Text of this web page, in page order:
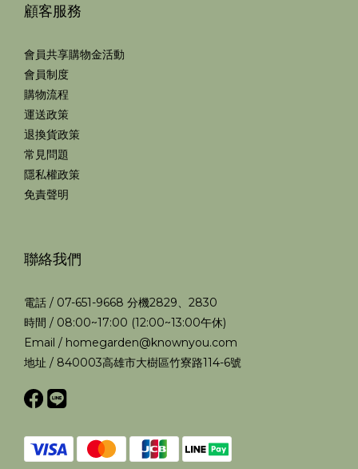
顧客服務
會員共享購物金活動
會員制度
購物流程
運送政策
退換貨政策
常見問題
隱私權政策
免責聲明
聯絡我們
電話 / 07-651-9668 分機2829、2830
時間 / 08:00~17:00 (12:00~13:00午休)
Email / homegarden@knownyou.com
地址 / 840003高雄市大樹區竹寮路114-6號